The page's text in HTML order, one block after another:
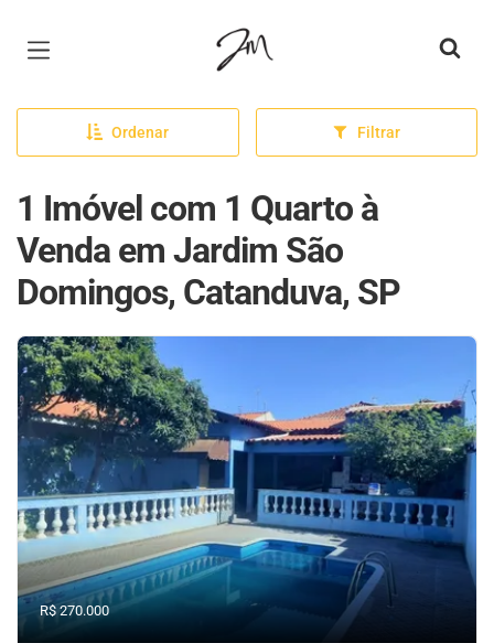
Página inicial
Ordenar Filtrar
1 Imóvel com 1 Quarto à
Venda em Jardim São
Domingos, Catanduva, SP
R$ 270.000